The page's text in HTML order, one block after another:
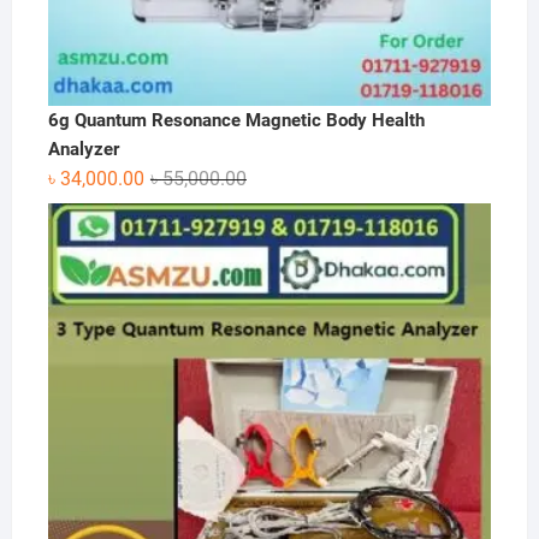
6g Quantum Resonance Magnetic Body Health
Analyzer
৳55,000.00Original
price
was:
৳ 55,000.00.
৳ 34,000.00
Current
price
is:
৳ 34,000.00.